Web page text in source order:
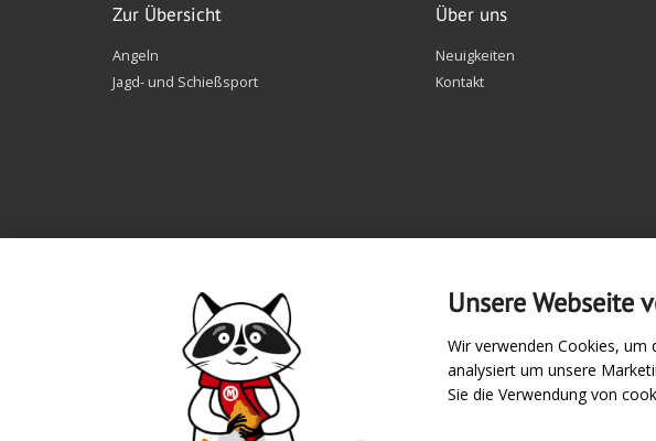
Zur Übersicht
Angeln
Jagd- und Schießsport
Über uns
Neuigkeiten
Kontakt
Zahlungsarten
Unsere Webseite
Wir verwenden Cookies,
analysiert um unsere
Sie die Verwendung von